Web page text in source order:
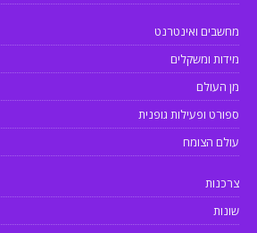
מחשבים ואינטרנט
מידות ומשקלים
מן העולם
ספורט ופעילות גופנית
עולם הצומח
צרכנות
שונות